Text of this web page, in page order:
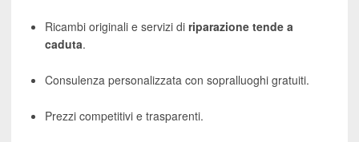
Ricambi originali e servizi di riparazione tende a
caduta.
Consulenza personalizzata con sopralluoghi gratuiti.
Prezzi competitivi e trasparenti.